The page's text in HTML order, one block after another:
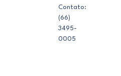
Contato:
(66)
3495-
0005